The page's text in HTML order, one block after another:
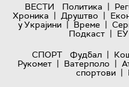
ВЕСТИ Политика |
Хроника | Друштво |
у Украјини | Време |
Подкаст |
СПОРТ
Фудбал |
Рукомет | Ватерполо |
спортови |